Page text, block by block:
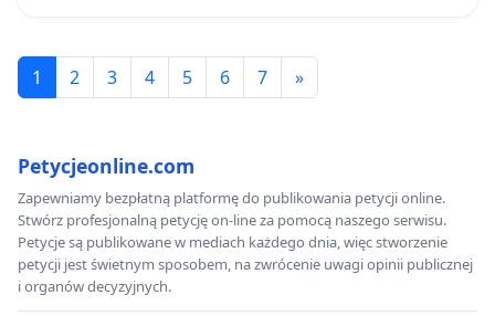
1 2 3 4 5 6 7 »
Petycjeonline.com
Zapewniamy bezpłatną platformę do publikowania petycji online.
Stwórz profesjonalną petycję on-line za pomocą naszego serwisu.
Petycje są publikowane w mediach każdego dnia, więc stworzenie
petycji jest świetnym sposobem, na zwrócenie uwagi opinii publicznej
i organów decyzyjnych.